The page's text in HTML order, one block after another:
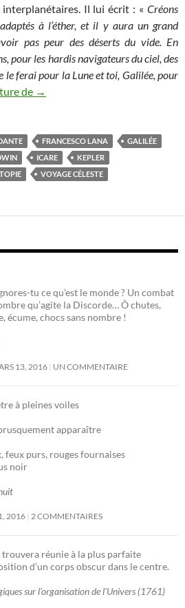
Il lui écrit : « Créons
à l’éther, et il y aura un grand
pas peur des déserts du vide. En
pour les hardis navigateurs du ciel, des
le ferai pour la Lune et toi, Galilée, pour
de Les Chroniques de l’espace
→
FRANCESCO LANA
GALILÉE
ICARE
KEPLER
VOYAGE CÉLESTE
tu ce qu’est le monde ? Un combat
qu’agite la Discorde… Ô chutes,
écume, chocs sans nombre !
13, 2016 UN COMMENTAIRE
à pleines voiles
apparaître
feux purs, rouges fournaises
noir
2016 2 COMMENTAIRES
réunie à la plus parfaite
d’un corps obscur dans le centre.
sur l’organisation de l’Univers (1761)